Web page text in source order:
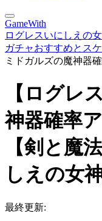
GameWith
ログレスいにしえの
ガチャおすすめとス
ミドガルズの魔神器
【ログレ
神器確率
【剣と魔
しえの女神
最終更新: